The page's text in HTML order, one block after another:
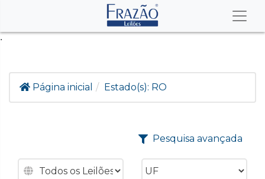
.
Página inicial Estado(s): RO
Pesquisa avançada